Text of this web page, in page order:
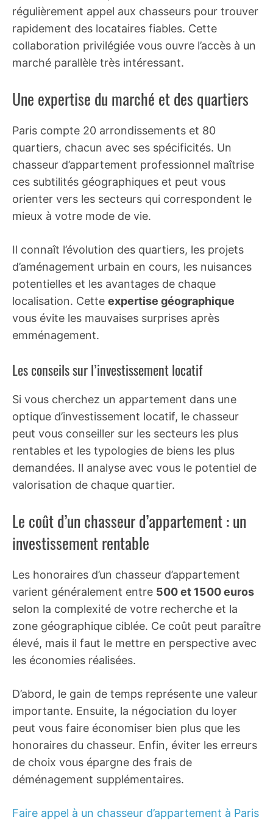
régulièrement appel aux chasseurs pour trouver
rapidement des locataires fiables. Cette
collaboration privilégiée vous ouvre l’accès à un
marché parallèle très intéressant.
Une expertise du marché et des quartiers
Paris compte 20 arrondissements et 80
quartiers, chacun avec ses spécificités. Un
chasseur d’appartement professionnel maîtrise
ces subtilités géographiques et peut vous
orienter vers les secteurs qui correspondent le
mieux à votre mode de vie.
Il connaît l’évolution des quartiers, les projets
d’aménagement urbain en cours, les nuisances
potentielles et les avantages de chaque
localisation. Cette expertise géographique
vous évite les mauvaises surprises après
emménagement.
Les conseils sur l’investissement locatif
Si vous cherchez un appartement dans une
optique d’investissement locatif, le chasseur
peut vous conseiller sur les secteurs les plus
rentables et les typologies de biens les plus
demandées. Il analyse avec vous le potentiel de
valorisation de chaque quartier.
Le coût d’un chasseur d’appartement : un
investissement rentable
Les honoraires d’un chasseur d’appartement
varient généralement entre 500 et 1500 euros
selon la complexité de votre recherche et la
zone géographique ciblée. Ce coût peut paraître
élevé, mais il faut le mettre en perspective avec
les économies réalisées.
D’abord, le gain de temps représente une valeur
importante. Ensuite, la négociation du loyer
peut vous faire économiser bien plus que les
honoraires du chasseur. Enfin, éviter les erreurs
de choix vous épargne des frais de
déménagement supplémentaires.
Faire appel à un chasseur d’appartement à Paris